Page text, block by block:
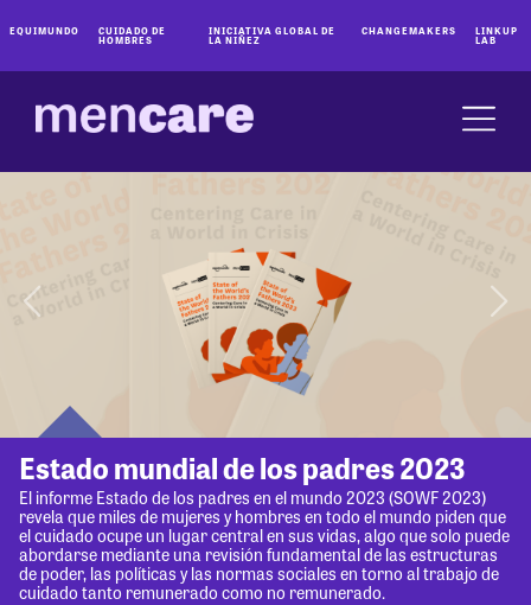
EQUIMUNDO CUIDADO DE
HOMBRES
INICIATIVA GLOBAL DE
LA NIÑEZ
CHANGEMAKERS LINKUP
LAB
Estado mundial de los padres 2023
El informe Estado de los padres en el mundo 2023 (SOWF 2023)
revela que miles de mujeres y hombres en todo el mundo piden que
el cuidado ocupe un lugar central en sus vidas, algo que solo puede
abordarse mediante una revisión fundamental de las estructuras
de poder, las políticas y las normas sociales en torno al trabajo de
cuidado tanto remunerado como no remunerado.